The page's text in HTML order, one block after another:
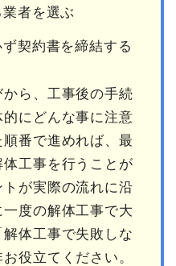
者を選ぶ
契約書を締結する
ら、工事後の手続
にどんな事に注意
番で進めれば、最
工事を行うことが
が実際の流れに沿
度の解体工事で大
体工事で失敗しな
役立てください。